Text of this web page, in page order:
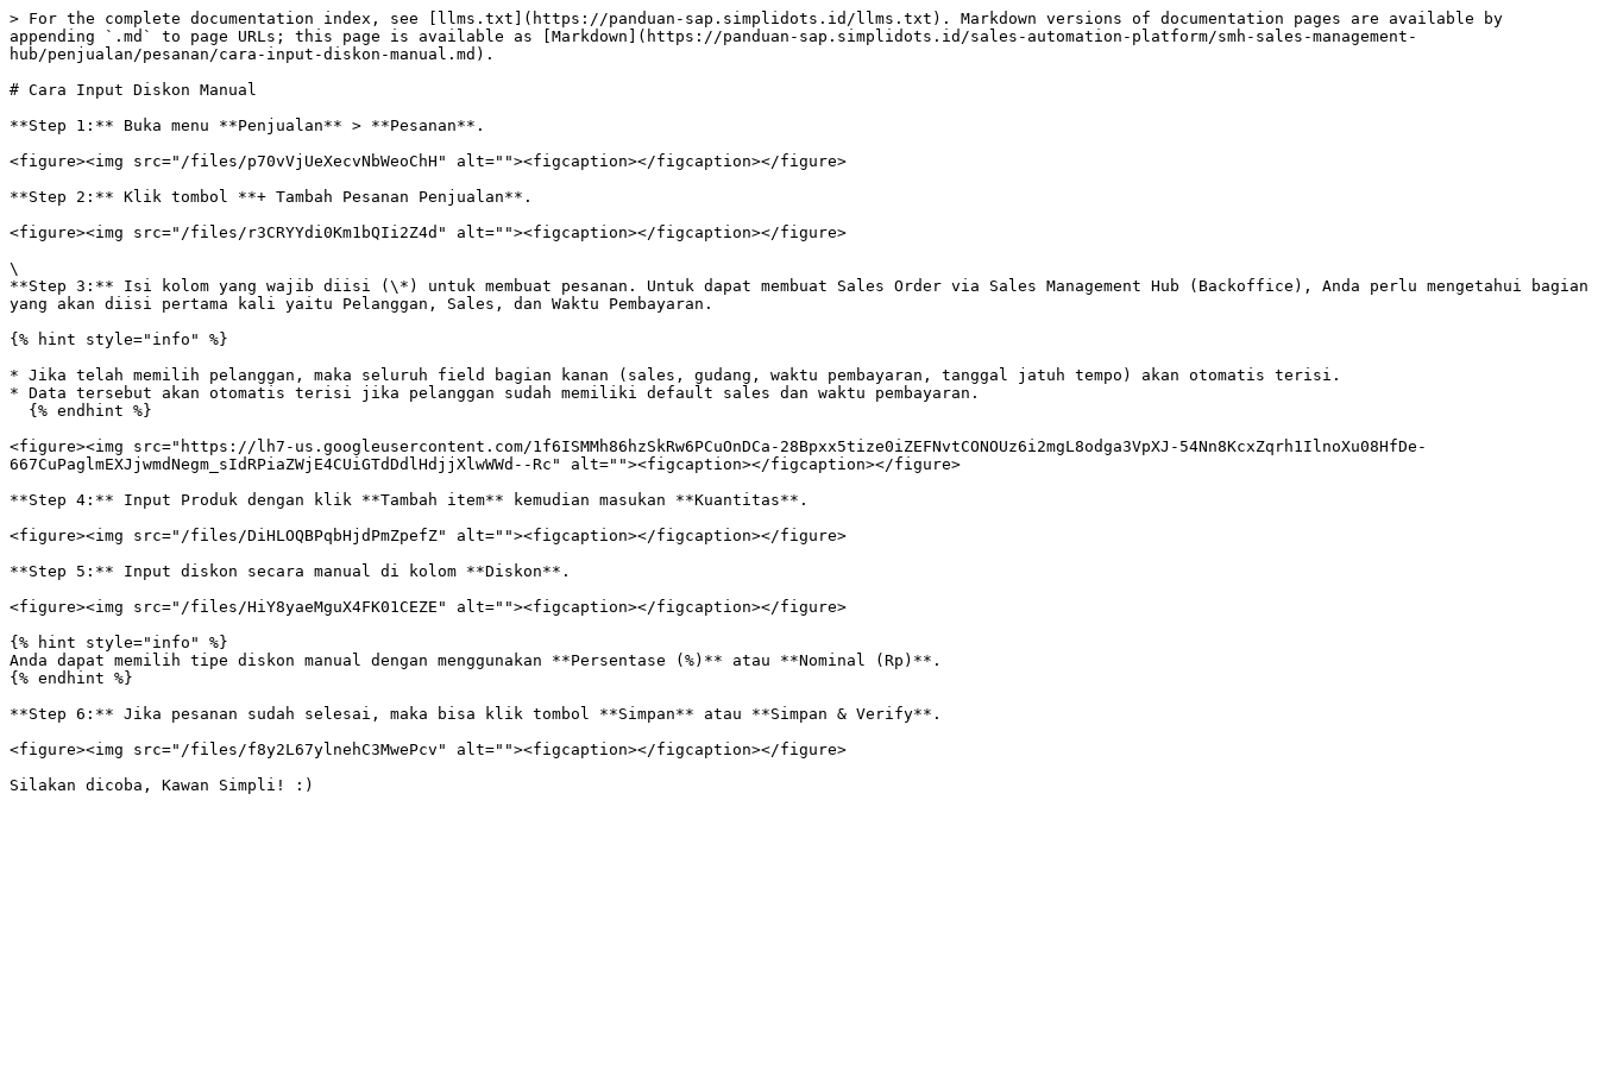
> For the complete documentation index, see [llms.txt](https://panduan-sap.simplidots.id/llms.txt). Markdown versions of documentation pages are available by
appending `.md` to page URLs; this page is available as [Markdown](https://panduan-sap.simplidots.id/sales-automation-platform/smh-sales-management-
hub/penjualan/pesanan/cara-input-diskon-manual.md).
# Cara Input Diskon Manual
**Step 1:** Buka menu **Penjualan** > **Pesanan**.
<figure><img src="/files/p70vVjUeXecvNbWeoChH" alt=""><figcaption></figcaption></figure>
**Step 2:** Klik tombol **+ Tambah Pesanan Penjualan**.
<figure><img src="/files/r3CRYYdi0Km1bQIi2Z4d" alt=""><figcaption></figcaption></figure>
\
**Step 3:** Isi kolom yang wajib diisi (\*) untuk membuat pesanan. Untuk dapat membuat Sales Order via Sales Management Hub (Backoffice), Anda perlu mengetahui bagian
yang akan diisi pertama kali yaitu Pelanggan, Sales, dan Waktu Pembayaran.
{% hint style="info" %}
* Jika telah memilih pelanggan, maka seluruh field bagian kanan (sales, gudang, waktu pembayaran, tanggal jatuh tempo) akan otomatis terisi.
* Data tersebut akan otomatis terisi jika pelanggan sudah memiliki default sales dan waktu pembayaran.
<figure><img src="https://lh7-us.googleusercontent.com/1f6ISMMh86hzSkRw6PCuOnDCa-28Bpxx5tize0iZEFNvtCONOUz6i2mgL8odga3VpXJ-54Nn8KcxZqrh1IlnoXu08HfDe-
667CuPaglmEXJjwmdNegm_sIdRPiaZWjE4CUiGTdDdlHdjjXlwWWd--Rc" alt=""><figcaption></figcaption></figure>
**Step 4:** Input Produk dengan klik **Tambah item** kemudian masukan **Kuantitas**.
<figure><img src="/files/DiHLOQBPqbHjdPmZpefZ" alt=""><figcaption></figcaption></figure>
**Step 5:** Input diskon secara manual di kolom **Diskon**.
<figure><img src="/files/HiY8yaeMguX4FK01CEZE" alt=""><figcaption></figcaption></figure>
{% hint style="info" %}
Anda dapat memilih tipe diskon manual dengan menggunakan **Persentase (%)** atau **Nominal (Rp)**.
{% endhint %}
**Step 6:** Jika pesanan sudah selesai, maka bisa klik tombol **Simpan** atau **Simpan & Verify**.
<figure><img src="/files/f8y2L67ylnehC3MwePcv" alt=""><figcaption></figcaption></figure>